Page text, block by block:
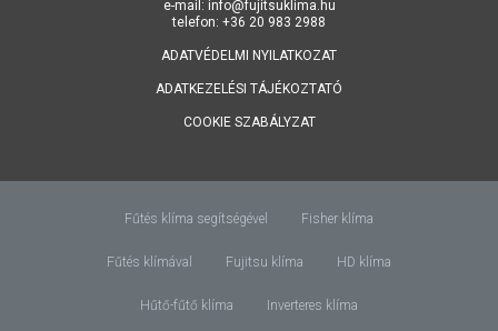
e-mail: info@fujitsuklima.hu
telefon: +36 20 983 2988
ADATVÉDELMI NYILATKOZAT
ADATKEZELÉSI TÁJÉKOZTATÓ
COOKIE SZABÁLYZAT
Fűtés klíma segítségével Fisher klíma
Fűtés klímával Fujitsu klíma HD klíma
Hűtő-fűtő klíma Inverteres klíma